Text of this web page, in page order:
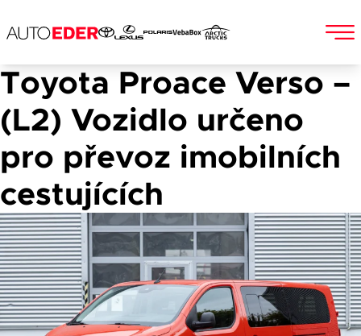
Skip
to
content
Toyota Proace Verso –
(L2) Vozidlo určeno
pro převoz imobilních
cestujících
Jméno a příjmení
E-mail
Telefon